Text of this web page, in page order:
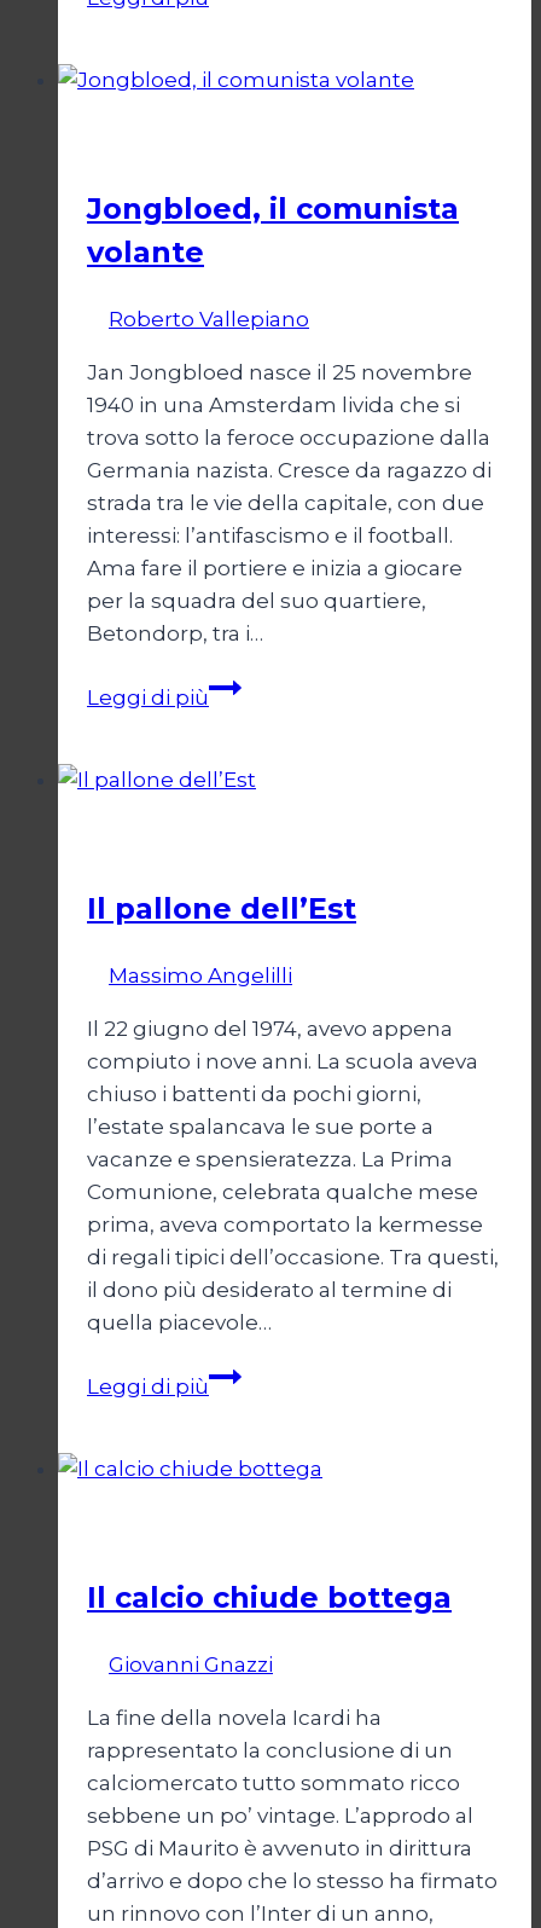
Jongbloed, il comunista
volante
Roberto Vallepiano
Jan Jongbloed nasce il 25 novembre
1940 in una Amsterdam livida che si
trova sotto la feroce occupazione dalla
Germania nazista. Cresce da ragazzo di
strada tra le vie della capitale, con due
interessi: l’antifascismo e il football.
Ama fare il portiere e inizia a giocare
per la squadra del suo quartiere,
Betondorp, tra i…
Leggi di piùJongbloed,
volante
Il pallone dell’Est
Massimo Angelilli
Il 22 giugno del 1974, avevo appena
compiuto i nove anni. La scuola aveva
chiuso i battenti da pochi giorni,
l’estate spalancava le sue porte a
vacanze e spensieratezza. La Prima
Comunione, celebrata qualche mese
prima, aveva comportato la kermesse
di regali tipici dell’occasione. Tra questi,
il dono più desiderato al termine di
quella piacevole…
Leggi di piùIl
Il calcio chiude bottega
Giovanni Gnazzi
La fine della novela Icardi ha
rappresentato la conclusione di un
calciomercato tutto sommato ricco
sebbene un po’ vintage. L’approdo al
PSG di Maurito è avvenuto in dirittura
d’arrivo e dopo che lo stesso ha firmato
un rinnovo con l’Inter di un anno,